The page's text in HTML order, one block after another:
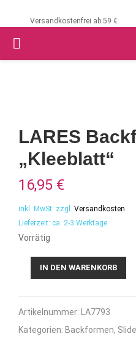
Versandkostenfrei ab 59 €
PRIMARY
LARES
„Kleeblatt“
16,95 €
inkl. MwSt. zzgl. Versandkosten
Lieferzeit: ca. 2-3 Werktage
Vorrätig
IN DEN WARENKORB
Artikelnummer:
LA7793
Kategorien: Backformen,